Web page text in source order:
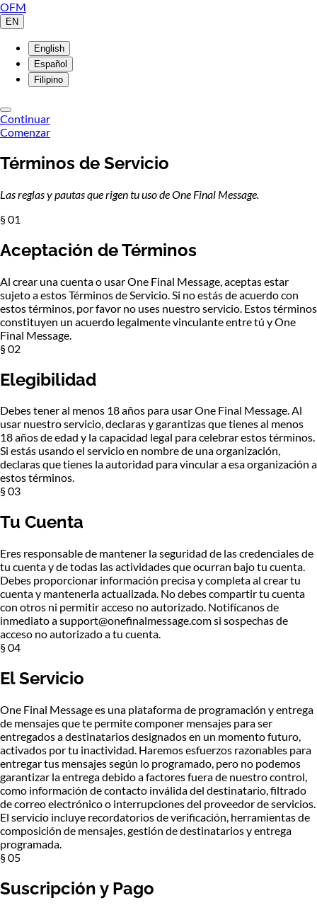
OFM
EN
English
Español
Filipino
Continuar
Comenzar
Términos de Servicio
Las reglas y pautas que rigen tu uso de One Final Message.
§ 01
Aceptación de Términos
Al crear una cuenta o usar One Final Message, aceptas estar
sujeto a estos Términos de Servicio. Si no estás de acuerdo con
estos términos, por favor no uses nuestro servicio. Estos términos
constituyen un acuerdo legalmente vinculante entre tú y One
Final Message.
§ 02
Elegibilidad
Debes tener al menos 18 años para usar One Final Message. Al
usar nuestro servicio, declaras y garantizas que tienes al menos
18 años de edad y la capacidad legal para celebrar estos términos.
Si estás usando el servicio en nombre de una organización,
declaras que tienes la autoridad para vincular a esa organización a
estos términos.
§ 03
Tu Cuenta
Eres responsable de mantener la seguridad de las credenciales de
tu cuenta y de todas las actividades que ocurran bajo tu cuenta.
Debes proporcionar información precisa y completa al crear tu
cuenta y mantenerla actualizada. No debes compartir tu cuenta
con otros ni permitir acceso no autorizado. Notifícanos de
inmediato a support@onefinalmessage.com si sospechas de
acceso no autorizado a tu cuenta.
§ 04
El Servicio
One Final Message es una plataforma de programación y entrega
de mensajes que te permite componer mensajes para ser
entregados a destinatarios designados en un momento futuro,
activados por tu inactividad. Haremos esfuerzos razonables para
entregar tus mensajes según lo programado, pero no podemos
garantizar la entrega debido a factores fuera de nuestro control,
como información de contacto inválida del destinatario, filtrado
de correo electrónico o interrupciones del proveedor de servicios.
El servicio incluye recordatorios de verificación, herramientas de
composición de mensajes, gestión de destinatarios y entrega
programada.
§ 05
Suscripción y Pago